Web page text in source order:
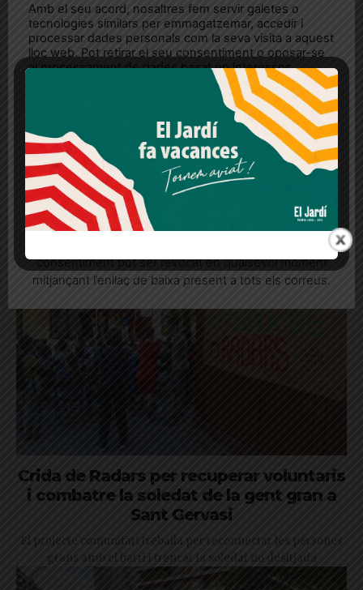
La casa Reñe: característiques i
curiositats
Un habitatge unifamiliar del Putxet que mostra una cara més
domèstica del modernisme, amb detalls ornamentals però
allunyat de les grans construccions de l’època
Crida de Radars per recuperar voluntaris
i combatre la soledat de la gent gran a
Sant Gervasi
El projecte comunitari treballa per reconnectar les persones
grans amb el barri i trencar la soledat no desitjada
Amb el seu acord, nosaltres fem servir galetes o
tecnologies similars per emmagatzemar, accedir i
processar dades personals com la seva visita a aquest
lloc web. Pot retirar el seu consentiment o oposar-se
al processament de dades basat en interessos
legítims en qualsevol moment fent clic a "Ajustos de
cookies" o a la nostra Política de privacitat en aquest
lloc web. Si cliques "acceptar" dones el teu
Més informació Acceptar Rebutjar tot
Quan l’usuari crea un compte al Diari el Jardí, dona el
seu consentiment explícit per rebre comunicacions
consentiment pot ser revocat en qualsevol moment
mitjançant l’enllaç de baixa present a tots els correus.